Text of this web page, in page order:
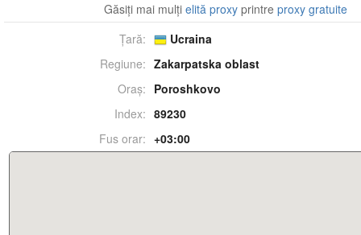
Găsiți mai mulți elită proxyprintre proxy gratuite
Țară:
Ucraina
Regiune: Zakarpatska oblast
Oraș: Poroshkovo
Index: 89230
Fus orar: +03:00